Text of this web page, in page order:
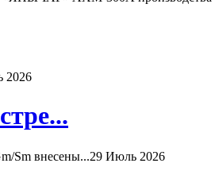
2026
Sm внесены...29 Июль 2026